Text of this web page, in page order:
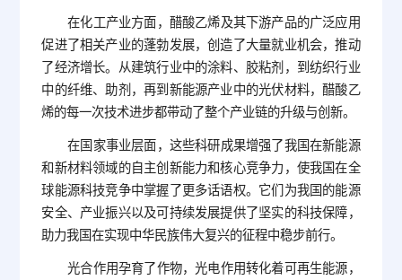
在化工产业方面，醋酸乙烯及其下游产品的广泛应用
促进了相关产业的蓬勃发展，创造了大量就业机会，推动
了经济增长。从建筑行业中的涂料、胶粘剂，到纺织行业
中的纤维、助剂，再到新能源产业中的光伏材料，醋酸乙
烯的每一次技术进步都带动了整个产业链的升级与创新。
在国家事业层面，这些科研成果增强了我国在新能源
和新材料领域的自主创新能力和核心竞争力，使我国在全
球能源科技竞争中掌握了更多话语权。它们为我国的能源
安全、产业振兴以及可持续发展提供了坚实的科技保障，
助力我国在实现中华民族伟大复兴的征程中稳步前行。
光合作用孕育了作物，光电作用转化着可再生能源，